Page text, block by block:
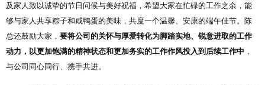
及家人致以诚挚的节日问候与美好祝福 ，希望大家在忙碌的工作之余，能
够与家人共享粽子和咸鸭蛋的美味，共度一个温馨、安康的端午佳节。陈
总还鼓励大家， 要将公司的关怀与厚爱转化为脚踏实地、锐意进取的工作
动力，以更加饱满的精神状态和更加务实的工作作风投入到后续工作中 ，
与公司同心同行、携手共进。